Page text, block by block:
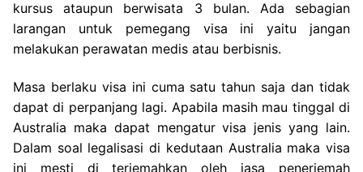
kursus ataupun berwisata 3 bulan. Ada sebagian
larangan untuk pemegang visa ini yaitu jangan
melakukan perawatan medis atau berbisnis.
Masa berlaku visa ini cuma satu tahun saja dan tidak
dapat di perpanjang lagi. Apabila masih mau tinggal di
Australia maka dapat mengatur visa jenis yang lain.
Dalam soal legalisasi di kedutaan Australia maka visa
ini mesti di terjemahkan oleh jasa penerjemah